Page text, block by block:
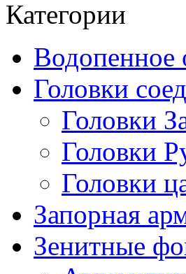
Категории
Водопенное
Головки
Головки
Головки
Головки
Запорная
Зенитные